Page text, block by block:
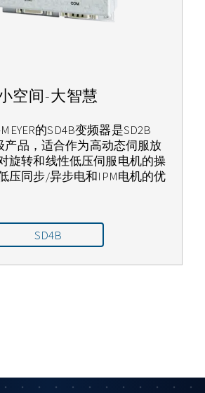
空间-大智慧
的SD4B变频器是SD2B
产品，适合作为高动态伺服放
旋转和线性低压伺服电机的操
压同步/异步电和IPM电机的优
SD4B